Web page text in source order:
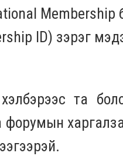
Membershiр
ID) зэрэг
та
форумын